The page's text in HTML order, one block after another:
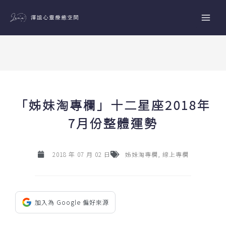
主
「姊妹淘專欄」十二星座2018年
7月份整體運勢
2018 年 07 月 02 日 姊妹淘專欄 線上專欄
加入為 Google 偏好來源